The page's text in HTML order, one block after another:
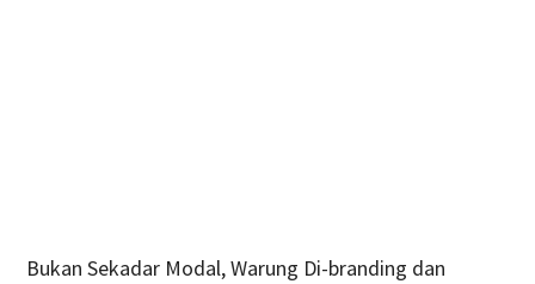
Bukan Sekadar Modal, Warung Di-branding dan